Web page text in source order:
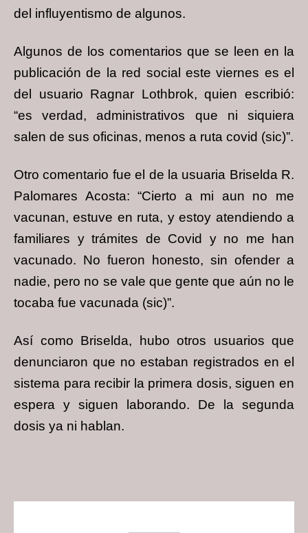
del influyentismo de algunos.
Algunos de los comentarios que se leen en la
publicación de la red social este viernes es el
del usuario Ragnar Lothbrok, quien escribió:
“es verdad, administrativos que ni siquiera
salen de sus oficinas, menos a ruta covid (sic)”.
Otro comentario fue el de la usuaria Briselda R.
Palomares Acosta: “Cierto a mi aun no me
vacunan, estuve en ruta, y estoy atendiendo a
familiares y trámites de Covid y no me han
vacunado. No fueron honesto, sin ofender a
nadie, pero no se vale que gente que aún no le
tocaba fue vacunada (sic)”.
Así como Briselda, hubo otros usuarios que
denunciaron que no estaban registrados en el
sistema para recibir la primera dosis, siguen en
espera y siguen laborando. De la segunda
dosis ya ni hablan.